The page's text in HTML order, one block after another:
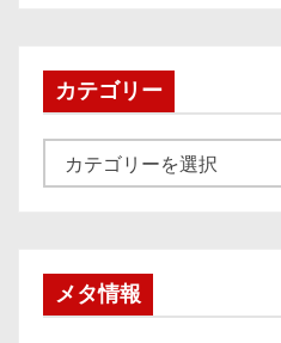
ブカテゴリー
テ
メタ情報